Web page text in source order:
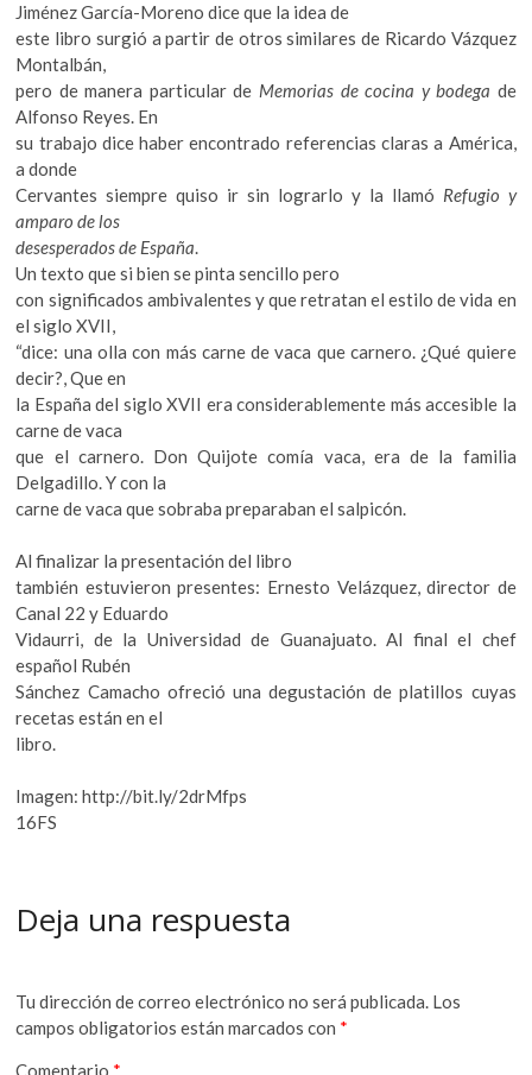
Jiménez García-Moreno dice que la idea de
este libro surgió a partir de otros similares de Ricardo Vázquez
Montalbán,
pero de manera particular de Memorias de cocina y bodega de
Alfonso Reyes. En
su trabajo dice haber encontrado referencias claras a América,
a donde
Cervantes siempre quiso ir sin lograrlo y la llamó Refugio y
amparo de los
desesperados de España.
Un texto que si bien se pinta sencillo pero
con significados ambivalentes y que retratan el estilo de vida en
el siglo XVII,
“dice: una olla con más carne de vaca que carnero. ¿Qué quiere
decir?, Que en
la España del siglo XVII era considerablemente más accesible la
carne de vaca
que el carnero. Don Quijote comía vaca, era de la familia
Delgadillo. Y con la
carne de vaca que sobraba preparaban el salpicón.
Al finalizar la presentación del libro
también estuvieron presentes: Ernesto Velázquez, director de
Canal 22 y Eduardo
Vidaurri, de la Universidad de Guanajuato. Al final el chef
español Rubén
Sánchez Camacho ofreció una degustación de platillos cuyas
recetas están en el
libro.
Imagen: http://bit.ly/2drMfps
16FS
Deja una respuesta
Tu dirección de correo electrónico no será publicada. Los
campos obligatorios están marcados con *
Comentario *